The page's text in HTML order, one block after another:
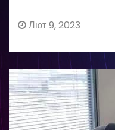
Лют 9, 2023